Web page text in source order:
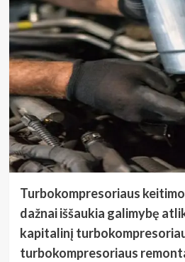
Turbokompresoriaus
dažnai iššaukia galimybę
kapitalinį
turbokompresoriaus